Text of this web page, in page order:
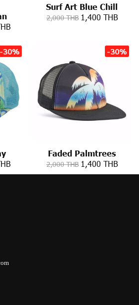
Surf Art Blue Chill
2,000 THB 1,400 THB
-30% -30%
Faded Palmtrees
2,000 THB 1,400 THB